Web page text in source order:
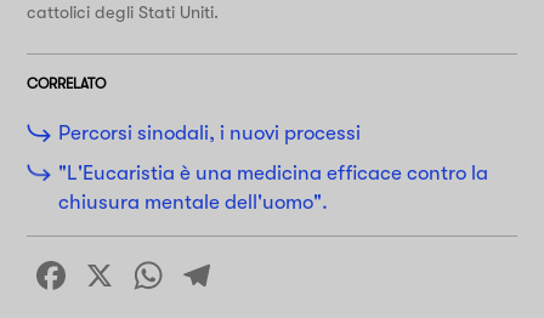
cattolici degli Stati Uniti.
CORRELATO
Percorsi sinodali, i nuovi processi
"L'Eucaristia è una medicina efficace contro la
chiusura mentale dell'uomo".
Facebook
X WhatsApp